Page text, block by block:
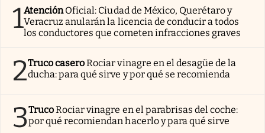
1AtenciónOficial: Ciudad de México, Querétaro y
Veracruz anularán la licencia de conducir a todos
los conductores que cometen infracciones graves
2Truco caseroRociar vinagre en el desagüe de la
ducha: para qué sirve y por qué se recomienda
3TrucoRociar vinagre en el parabrisas del coche:
por qué recomiendan hacerlo y para qué sirve